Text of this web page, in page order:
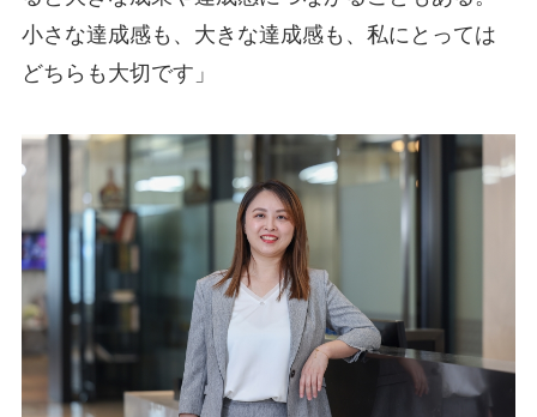
小さな達成感も、大きな達成感も、私にとっては
どちらも大切です」